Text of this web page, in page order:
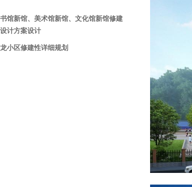
馆新馆、美术馆新馆、文化馆新馆修建
计方案设计
小区修建性详细规划